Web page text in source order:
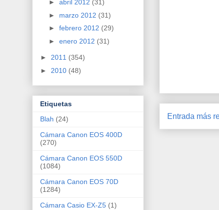
Entrada más
► abril 2012 (31)
► marzo 2012 (31)
► febrero 2012 (29)
► enero 2012 (31)
► 2011 (354)
► 2010 (48)
Etiquetas
Blah (24)
Cámara Canon EOS 400D
(270)
Cámara Canon EOS 550D
(1084)
Cámara Canon EOS 70D
(1284)
Cámara Casio EX-Z5 (1)